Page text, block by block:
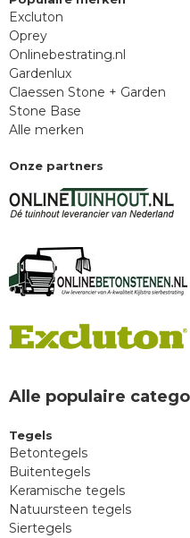
Excluton
Oprey
Onlinebestrating.nl
Gardenlux
Claessen Stone + Garden
Stone Base
Alle merken
Onze partners
Alle populaire
Tegels
Betontegels
Buitentegels
Keramische tegels
Natuursteen tegels
Siertegels